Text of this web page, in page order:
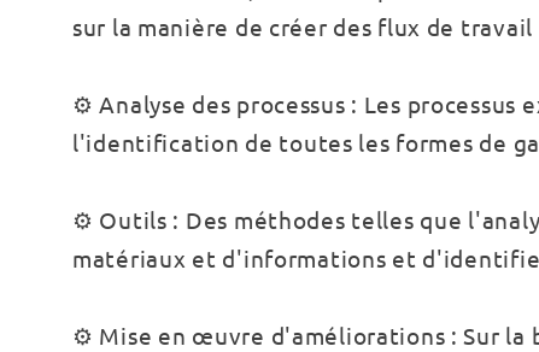
sur la manière de créer des flux de
⚙️ Analyse des processus : Les
l'identification de toutes les formes de
⚙️ Outils : Des méthodes telles que
matériaux et d'informations et
⚙️ Mise en œuvre d'améliorations : Sur la